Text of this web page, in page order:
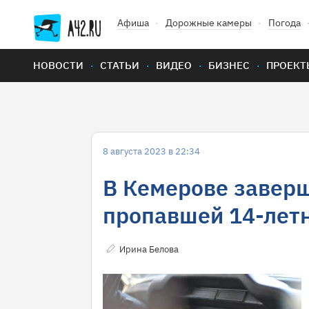
Афиша Дорожные камеры Погода
НОВОСТИ СТАТЬИ ВИДЕО БИЗНЕС
8 августа 2023 в 22:34
В Кемерове
пропавшей 14-
Ирина Белова